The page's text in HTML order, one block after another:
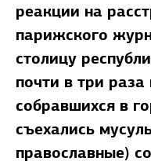
реакции на
парижского
столицу
почти в три
собравшихся в
съехались
православные)